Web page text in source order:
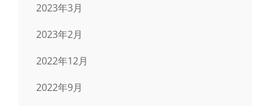
2023年3月
2023年2月
2022年12月
2022年9月